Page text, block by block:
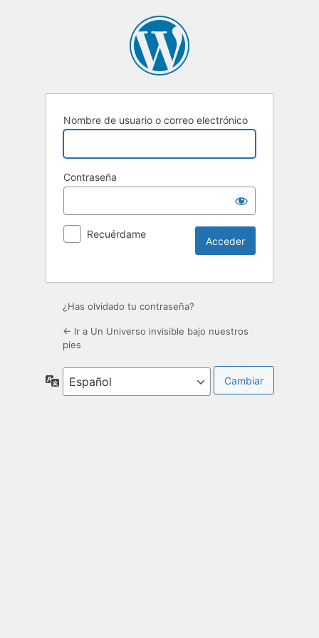
Nombre de usuario o correo electrónico
Contraseña
Recuérdame
¿Has olvidado tu contraseña?
← Ir a Un Universo invisible bajo nuestros
pies
Idioma